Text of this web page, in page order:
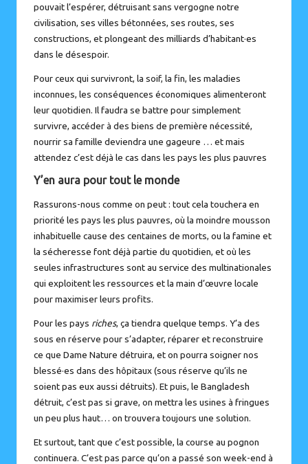
pouvait l’espérer, détruisant sans vergogne notre
civilisation, ses villes bétonnées, ses routes, ses
constructions, et plongeant des milliards d’habitant·es
dans le désespoir.
Pour ceux qui survivront, la soif, la fin, les maladies
inconnues, les conséquences économiques alimenteront
leur quotidien. Il faudra se battre pour simplement
survivre, accéder à des biens de première nécessité,
nourrir sa famille deviendra une gageure … et mais
attendez c’est déjà le cas dans les pays les plus pauvres
Y’en aura pour tout le monde
Rassurons-nous comme on peut : tout cela touchera en
priorité les pays les plus pauvres, où la moindre mousson
inhabituelle cause des centaines de morts, ou la famine et
la sécheresse font déjà partie du quotidien, et où les
seules infrastructures sont au service des multinationales
qui exploitent les ressources et la main d’œuvre locale
pour maximiser leurs profits.
Pour les pays riches, ça tiendra quelque temps. Y’a des
sous en réserve pour s’adapter, réparer et reconstruire
ce que Dame Nature détruira, et on pourra soigner nos
blessé·es dans des hôpitaux (sous réserve qu’ils ne
soient pas eux aussi détruits). Et puis, le Bangladesh
détruit, c’est pas si grave, on mettra les usines à fringues
un peu plus haut… on trouvera toujours une solution.
Et surtout, tant que c’est possible, la course au pognon
continuera. C’est pas parce qu’on a passé son week-end à